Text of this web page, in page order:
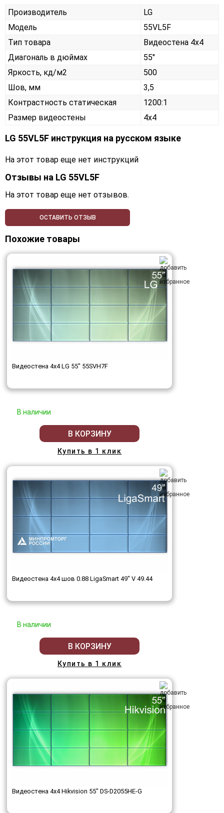
Производитель
LG
Модель
55VL5F
Тип товара
Видеостена 4х4
Диагональ в дюймах
55"
Яркость, кд/м2
500
Шов, мм
3,5
Контрастность статическая
1200:1
Размер видеостены
4x4
LG 55VL5F инструкция на русском языке
На этот товар еще нет инструкций
Отзывы на LG 55VL5F
На этот товар еще нет отзывов.
ОСТАВИТЬ ОТЗЫВ
Похожие товары
Видеостена 4x4 LG 55" 55SVH7F
В наличии
В КОРЗИНУ
Купить в 1 клик
Видеостена 4x4 шов 0.88 LigaSmart 49" V 49.44
В наличии
В КОРЗИНУ
Купить в 1 клик
Видеостена 4x4 Hikvision 55" DS-D2055HE-G